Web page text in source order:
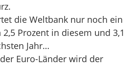
die Weltbank nur noch ein
Prozent in diesem und 3,1
Jahr…
Euro-Länder wird der